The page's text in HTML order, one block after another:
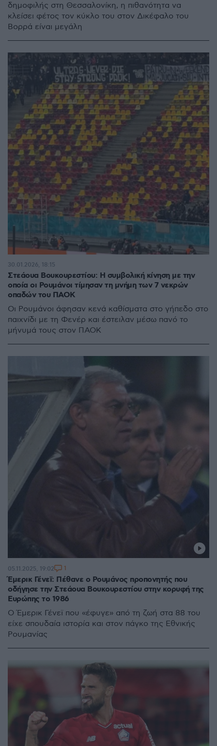
δημοφιλής στη Θεσσαλονίκη, η πιθανότητα να
κλείσει φέτος τον κύκλο του στον Δικέφαλο του
Βορρά είναι μεγάλη
Στεάουα Βουκουρεστίου: Η συμβολική κίνηση με την
οποία οι Ρουμάνοι τίμησαν τη μνήμη των 7 νεκρών
οπαδών του ΠΑΟΚ
Οι Ρουμάνοι άφησαν κενά καθίσματα στο γήπεδο στο
παιχνίδι με τη Φενέρ και έστειλαν μέσω πανό το
μήνυμά τους στον ΠΑΟΚ
30.01.2026, 18:15
Έμερικ Γένεϊ: Πέθανε ο Ρουμάνος προπονητής που
οδήγησε την Στεάουα Βουκουρεστίου στην κορυφή της
Ευρώπης το 1986
Ο Έμερικ Γένεϊ που «έφυγε» από τη ζωή στα 88 του
είχε σπουδαία ιστορία και στον πάγκο της Εθνικής
Ρουμανίας
05.11.2025, 19:02 1